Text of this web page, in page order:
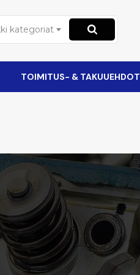
kategoriat
TOIMITUS- & TAKUUEHDOT